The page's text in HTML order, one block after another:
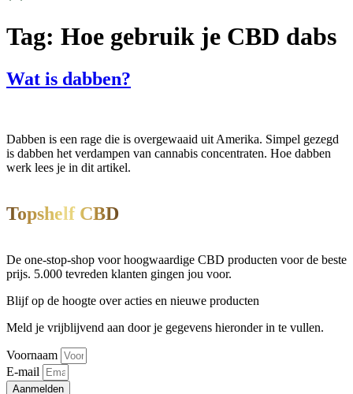
Tag: Hoe gebruik je CBD dabs
Wat is dabben?
Dabben is een rage die is overgewaaid uit Amerika. Simpel gezegd
is dabben het verdampen van cannabis concentraten. Hoe dabben
werk lees je in dit artikel.
Topshelf CBD
De one-stop-shop voor hoogwaardige CBD producten voor de beste
prijs. 5.000 tevreden klanten gingen jou voor.
Blijf op de hoogte over acties en nieuwe producten
Meld je vrijblijvend aan door je gegevens hieronder in te vullen.
Voornaam
E-mail
Aanmelden